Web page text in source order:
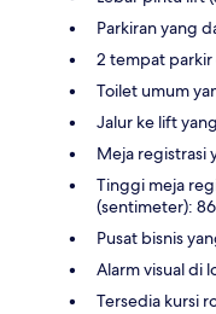
Parkiran yang
2 tempat
Toilet umum
Jalur ke lift
Meja registrasi
Tinggi meja
(sentimeter): 86
Pusat bisnis
Alarm visual di
Tersedia kursi